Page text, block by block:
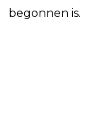
begonnen is.